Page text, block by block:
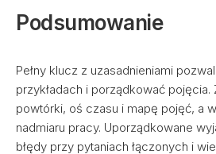
Podsumowanie
Pełny klucz z uzasadnieniami
przykładach i porządkować pojęcia.
powtórki, oś czasu i mapę pojęć, a
nadmiaru pracy. Uporządkowane
błędy przy pytaniach łączonych i